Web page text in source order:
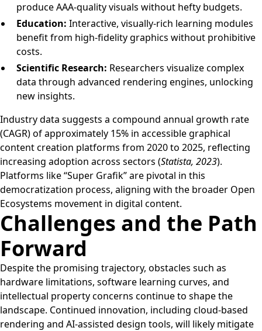
produce AAA-quality visuals without hefty budgets.
Education: Interactive, visually-rich learning modules
benefit from high-fidelity graphics without prohibitive
costs.
Scientific Research: Researchers visualize complex
data through advanced rendering engines, unlocking
new insights.
Industry data suggests a compound annual growth rate
(CAGR) of approximately 15% in accessible graphical
content creation platforms from 2020 to 2025, reflecting
increasing adoption across sectors (Statista, 2023).
Platforms like “Super Grafik” are pivotal in this
democratization process, aligning with the broader Open
Ecosystems movement in digital content.
Challenges and the Path
Forward
Despite the promising trajectory, obstacles such as
hardware limitations, software learning curves, and
intellectual property concerns continue to shape the
landscape. Continued innovation, including cloud-based
rendering and AI-assisted design tools, will likely mitigate